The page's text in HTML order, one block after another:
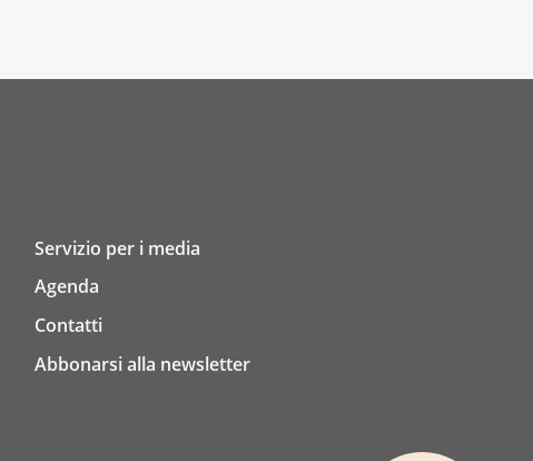
Servizio per i media
Agenda
Contatti
Abbonarsi alla newsletter